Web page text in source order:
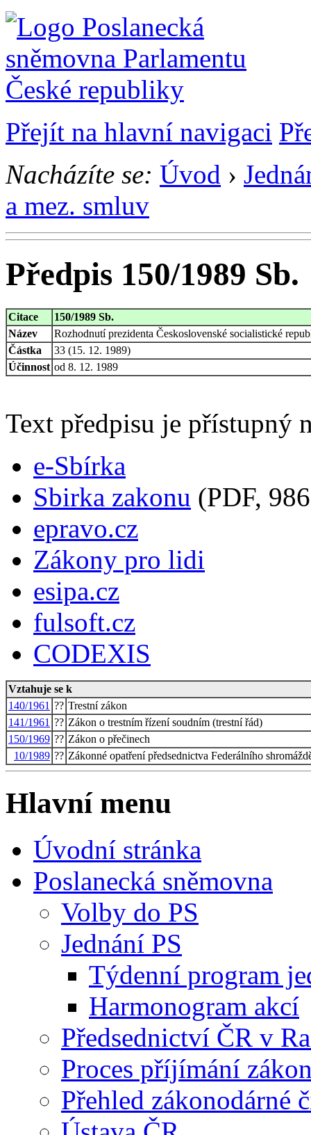
Přejít na hlavní navigaci
Nacházíte se: Úvod ›
a mez. smluv
Předpis 150/1989 Sb.
Citace
150/1989 Sb.
Název
Rozhodnutí prezidenta Československé socialistické
Částka
33 (15. 12. 1989)
Účinnost od 8. 12. 1989
Text předpisu je přístupný
e-Sbírka
Sbirka zakonu (PDF,
epravo.cz
Zákony pro lidi
esipa.cz
fulsoft.cz
CODEXIS
Vztahuje se k
140/1961 ?? Trestní zákon
141/1961 ?? Zákon o trestním řízení soudním (trestní řád)
150/1969 ?? Zákon o přečinech
10/1989 ?? Zákonné opatření předsednictva Federálního
Hlavní menu
Úvodní stránka
Poslanecká sněmovna
Volby do PS
Jednání PS
Týdenní program
Harmonogram akcí
Předsednictví ČR v
Proces příjímání
Přehled zákonodárné